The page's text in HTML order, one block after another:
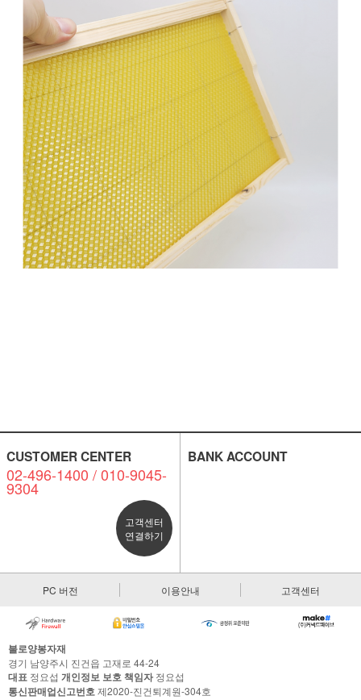
CUSTOMER CENTER
02-496-1400 / 010-9045-
9304
고객센터
연결하기
BANK ACCOUNT
PC 버전 이용안내 고객센터
불로양봉자재
경기 남양주시 진건읍 고재로 44-24
대표 정요섭 개인정보 보호 책임자정요섭
통신판매업신고번호제2020-진건퇴계원-304호